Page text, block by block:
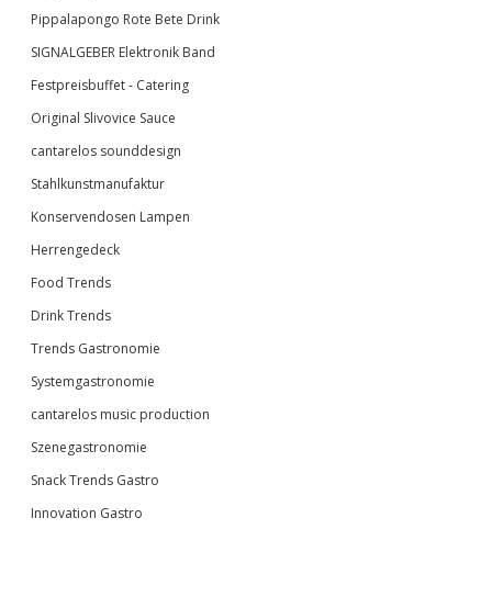
Pippalapongo Rote Bete Drink
SIGNALGEBER Elektronik Band
Festpreisbuffet - Catering
Original Slivovice Sauce
cantarelos sounddesign
Stahlkunstmanufaktur
Konservendosen Lampen
Herrengedeck
Food Trends
Drink Trends
Trends Gastronomie
Systemgastronomie
cantarelos music production
Szenegastronomie
Snack Trends Gastro
Innovation Gastro